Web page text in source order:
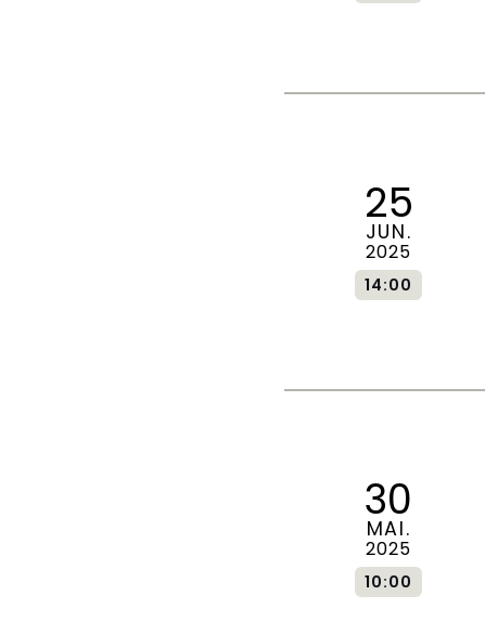
25
JUN.
2025
14:00
30
MAI.
2025
10:00